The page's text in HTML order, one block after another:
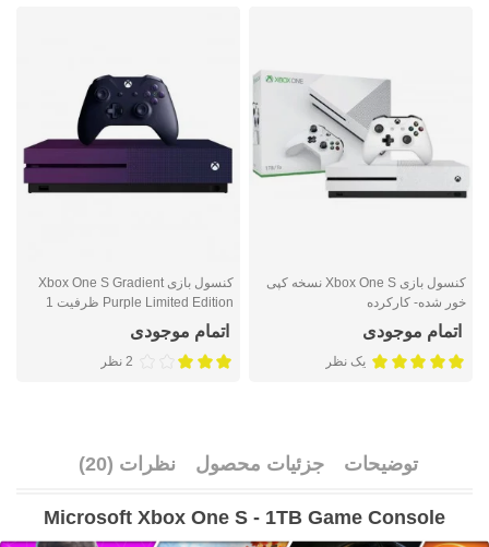
کنسول بازی Xbox One S نسخه کپی
خور شده- کارکرده
اتمام موجودی
یک نظر
کنسول بازی Xbox One S Gradient
Purple Limited Edition ظرفیت 1
ترابایت
اتمام موجودی
2 نظر
توضیحات جزئیات محصول نظرات (20)
Microsoft Xbox One S - 1TB Game Console